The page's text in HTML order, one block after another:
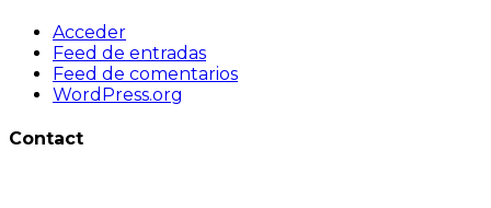
Acceder
Feed de entradas
Feed de comentarios
WordPress.org
Contact